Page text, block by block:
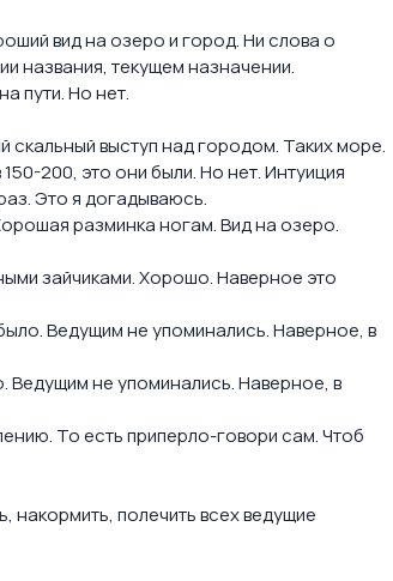
вид на озеро и город. Ни слова о
названия, текущем назначении.
пути. Но нет.
выступ над городом. Таких море.
200, это они были. Но нет. Интуиция
Это я догадываюсь.
разминка ногам. Вид на озеро.
зайчиками. Хорошо. Наверное это
Ведущим не упоминались. Наверное, в
Ведущим не упоминались. Наверное, в
То есть приперло-говори сам. Чтоб
накормить, полечить всех ведущие